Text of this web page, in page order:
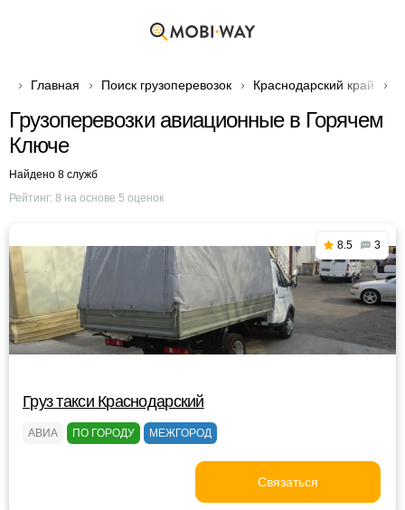
Главная Поиск грузоперевозок Краснодарский край
Грузоперевозки авиационные в Горячем
Ключе
Найдено 8 служб
Рейтинг: 8 на основе 5 оценок
8.5 3
Груз такси Краснодарский
АВИА ПО ГОРОДУ МЕЖГОРОД
Связаться